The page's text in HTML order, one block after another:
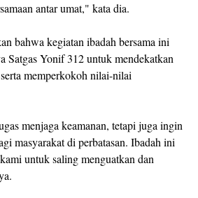
antar umat," kata dia.
bahwa kegiatan ibadah bersama ini
Satgas Yonif 312 untuk mendekatkan
memperkokoh nilai-nilai
menjaga keamanan, tetapi juga ingin
masyarakat di perbatasan. Ibadah ini
untuk saling menguatkan dan